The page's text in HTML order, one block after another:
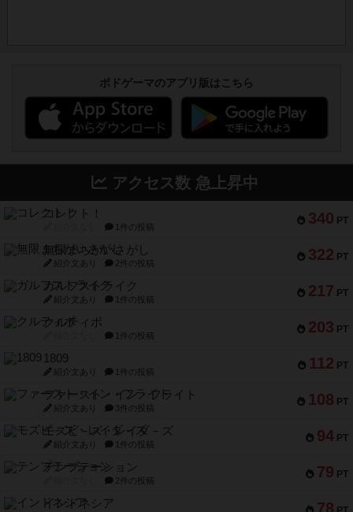
ボドゲーマのアプリ版はこちら
アクセス数 急上昇中
340 PT
コレクト！
1件の投稿
322 PT
無限まちがいさがし
紹介文あり 2件の投稿
217 PT
ガルフストライク
紹介文あり 1件の投稿
203 PT
クルティボ
1件の投稿
112 PT
1809
紹介文あり 1件の投稿
108 PT
ファースト・イン・フライト
紹介文あり 3件の投稿
94 PT
モズビ－ズ・レイダ－ズ
紹介文あり 1件の投稿
79 PT
テンプテーション
2件の投稿
78
インドネシア